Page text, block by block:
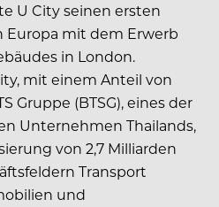
U City seinen ersten
mit dem Erwerb
in London.
mit einem Anteil von
Gruppe (BTSG), eines der
Unternehmen Thailands,
von 2,7 Milliarden
Transport
und